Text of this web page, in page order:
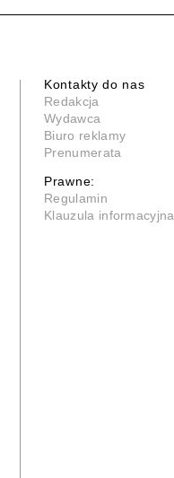
Kontakty do nas
Redakcja
Wydawca
Biuro reklamy
Prenumerata
Prawne:
Regulamin
Klauzula informacyjna